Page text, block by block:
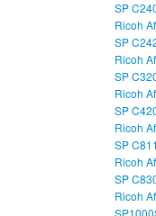
SP
Ricoh
SP
Ricoh
SP
Ricoh
SP
Ricoh
SP
Ricoh
SP
Ricoh